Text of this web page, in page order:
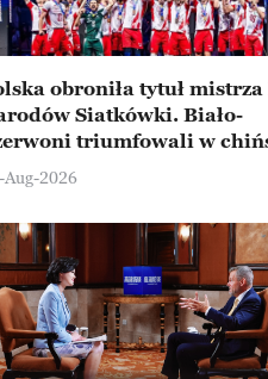
obroniła tytuł
Siatkówki. Biało-
triumfowali w
Aug-2026